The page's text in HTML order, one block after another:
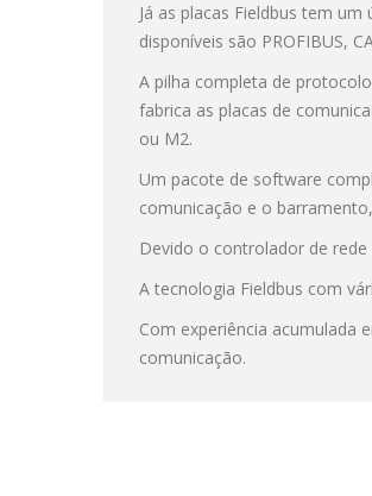
Já as placas Fieldbus tem
disponíveis são PROFIBUS,
A pilha completa de
fabrica as placas de
ou M2.
Um pacote de software
comunicação e o
Devido o controlador de
A tecnologia Fieldbus com
Com experiência acumulada
comunicação.